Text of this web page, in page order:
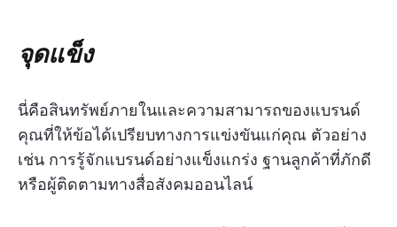
จุดแข็ง
นี่คือสินทรัพย์ภายในและความสามารถของแบรนด์
คุณที่ให้ข้อได้เปรียบทางการแข่งขันแก่คุณ ตัวอย่าง
เช่น การรู้จักแบรนด์อย่างแข็งแกร่ง ฐานลูกค้าที่ภักดี
หรือผู้ติดตามทางสื่อสังคมออนไลน์